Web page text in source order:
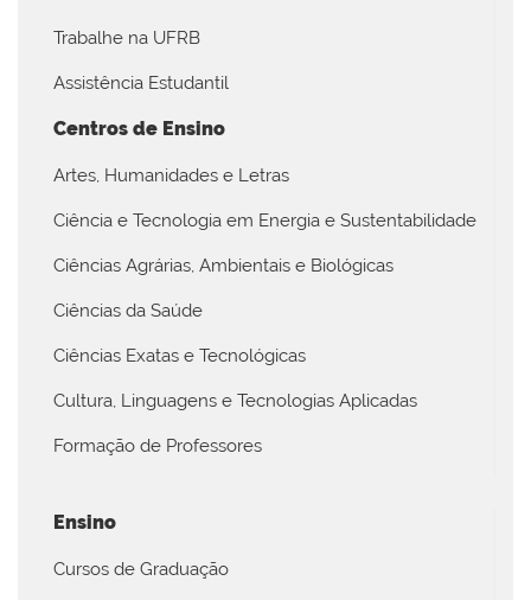
Trabalhe na UFRB
Assistência Estudantil
Centros de Ensino
Artes, Humanidades e Letras
Ciência e Tecnologia em Energia e Sustentabilidade
Ciências Agrárias, Ambientais e Biológicas
Ciências da Saúde
Ciências Exatas e Tecnológicas
Cultura, Linguagens e Tecnologias Aplicadas
Formação de Professores
Ensino
Cursos de Graduação